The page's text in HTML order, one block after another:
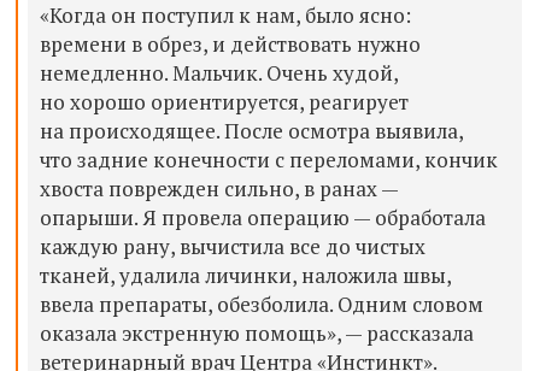
«Когда он поступил к нам, было ясно:
времени в обрез, и действовать нужно
немедленно. Мальчик. Очень худой,
но хорошо ориентируется, реагирует
на происходящее. После осмотра выявила,
что задние конечности с переломами, кончик
хвоста поврежден сильно, в ранах —
опарыши. Я провела операцию — обработала
каждую рану, вычистила все до чистых
тканей, удалила личинки, наложила швы,
ввела препараты, обезболила. Одним словом
оказала экстренную помощь», — рассказала
ветеринарный врач Центра «Инстинкт».